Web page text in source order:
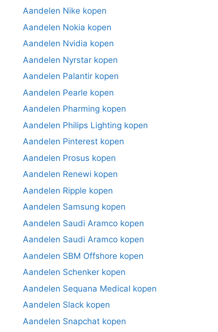
Aandelen Nike kopen
Aandelen Nokia kopen
Aandelen Nvidia kopen
Aandelen Nyrstar kopen
Aandelen Palantir kopen
Aandelen Pearle kopen
Aandelen Pharming kopen
Aandelen Philips Lighting kopen
Aandelen Pinterest kopen
Aandelen Prosus kopen
Aandelen Renewi kopen
Aandelen Ripple kopen
Aandelen Samsung kopen
Aandelen Saudi Aramco kopen
Aandelen Saudi Aramco kopen
Aandelen SBM Offshore kopen
Aandelen Schenker kopen
Aandelen Sequana Medical kopen
Aandelen Slack kopen
Aandelen Snapchat kopen